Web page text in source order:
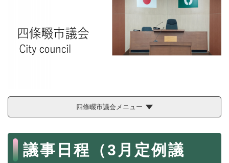
の
を
ら
く
保険・年金
マイナンバー
おくやみ
四條畷市議会メニュー
本
文
議事日程（3月定例議